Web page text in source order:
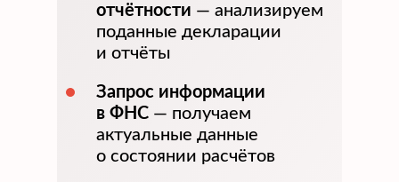
Запрос информации
в ФНС — получаем
актуальные данные
о состоянии расчётов
отчётности — а нализируем
поданные декларации
и отчёты